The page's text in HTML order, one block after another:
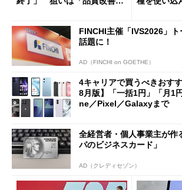
も
FINCHI主催「IVS2026」
話題に！
AD（FINCHI on GOETHE）
4キャリアで買うべきおす
8月版】「一括1円」「月1
ne／Pixel／Galaxyまで
全経営者・個人事業主が作
パのビジネスカード」
AD（クレディセゾン）